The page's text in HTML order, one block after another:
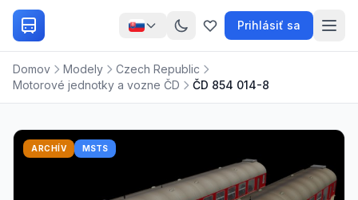
Prihlásiť sa
Domov Modely
Czech Republic
Motorové jednotky a vozne ČD
ČD 854 014-8
ARCHÍV MSTS